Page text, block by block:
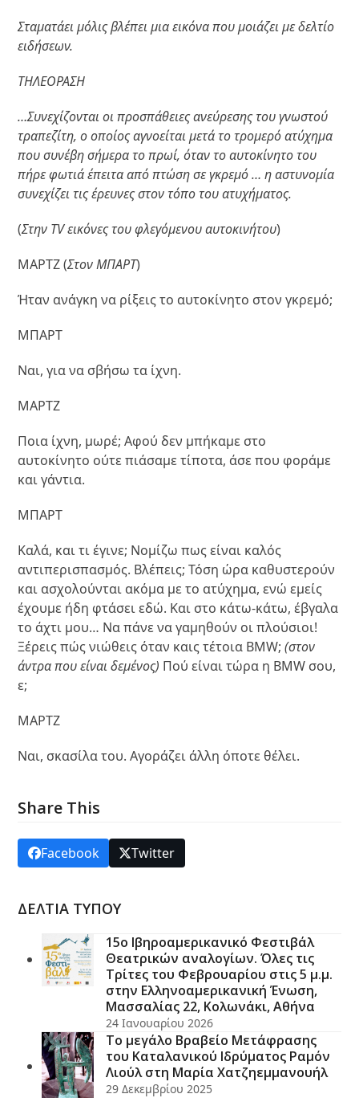
Σταματάει μόλις βλέπει μια εικόνα που μοιάζει με δελτίο
ειδήσεων.
ΤΗΛΕΟΡΑΣΗ
…Συνεχίζονται οι προσπάθειες ανεύρεσης του γνωστού
τραπεζίτη, ο οποίος αγνοείται μετά το τρομερό ατύχημα
που συνέβη σήμερα το πρωί, όταν το αυτοκίνητο του
πήρε φωτιά έπειτα από πτώση σε γκρεμό … η αστυνομία
συνεχίζει τις έρευνες στον τόπο του ατυχήματος.
(Στην TVεικόνες του φλεγόμενου αυτοκινήτου)
ΜΑΡΤΖ (Στον ΜΠΑΡΤ)
Ήταν ανάγκη να ρίξεις το αυτοκίνητο στον γκρεμό;
ΜΠΑΡΤ
Ναι, για να σβήσω τα ίχνη.
ΜΑΡΤΖ
Ποια ίχνη, μωρέ; Αφού δεν μπήκαμε στο
αυτοκίνητο ούτε πιάσαμε τίποτα, άσε που φοράμε
και γάντια.
ΜΠΑΡΤ
Καλά, και τι έγινε; Νομίζω πως είναι καλός
αντιπερισπασμός. Βλέπεις; Τόση ώρα καθυστερούν
και ασχολούνται ακόμα με το ατύχημα, ενώ εμείς
έχουμε ήδη φτάσει εδώ. Και στο κάτω-κάτω, έβγαλα
το άχτι μου… Να πάνε να γαμηθούν οι πλούσιοι!
Ξέρεις πώς νιώθεις όταν καις τέτοια BMW;(στον
άντρα που είναι δεμένος) Πού είναι τώρα η BMW σου,
ε;
ΜΑΡΤΖ
Ναι, σκασίλα του. Αγοράζει άλλη όποτε θέλει.
Share This
Facebook Twitter
ΔΕΛΤΙΑ ΤΥΠΟΥ
15ο Ιβηροαμερικανικό Φεστιβάλ
Θεατρικών αναλογίων. Όλες τις
Τρίτες του Φεβρουαρίου στις 5 μ.μ.
στην Ελληνοαμερικανική Ένωση,
Μασσαλίας 22, Κολωνάκι, Αθήνα
24 Ιανουαρίου 2026
Το μεγάλο Βραβείο Μετάφρασης
του Καταλανικού Ιδρύματος Ραμόν
Λιούλ στη Μαρία Χατζηεμμανουήλ
29 Δεκεμβρίου 2025